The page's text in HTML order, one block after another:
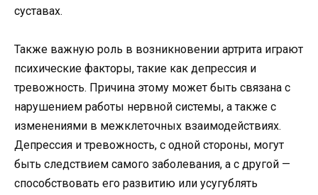
суставах.
Также важную роль в возникновении артрита играют
психические факторы, такие как депрессия и
тревожность. Причина этому может быть связана с
нарушением работы нервной системы, а также с
изменениями в межклеточных взаимодействиях.
Депрессия и тревожность, с одной стороны, могут
быть следствием самого заболевания, а с другой —
способствовать его развитию или усугублять